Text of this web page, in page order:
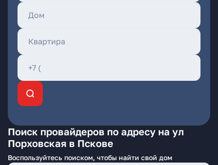
Поиск провайдеров по адресу на ул
Порховская в Пскове
Воспользуйтесь поиском, чтобы найти свой дом